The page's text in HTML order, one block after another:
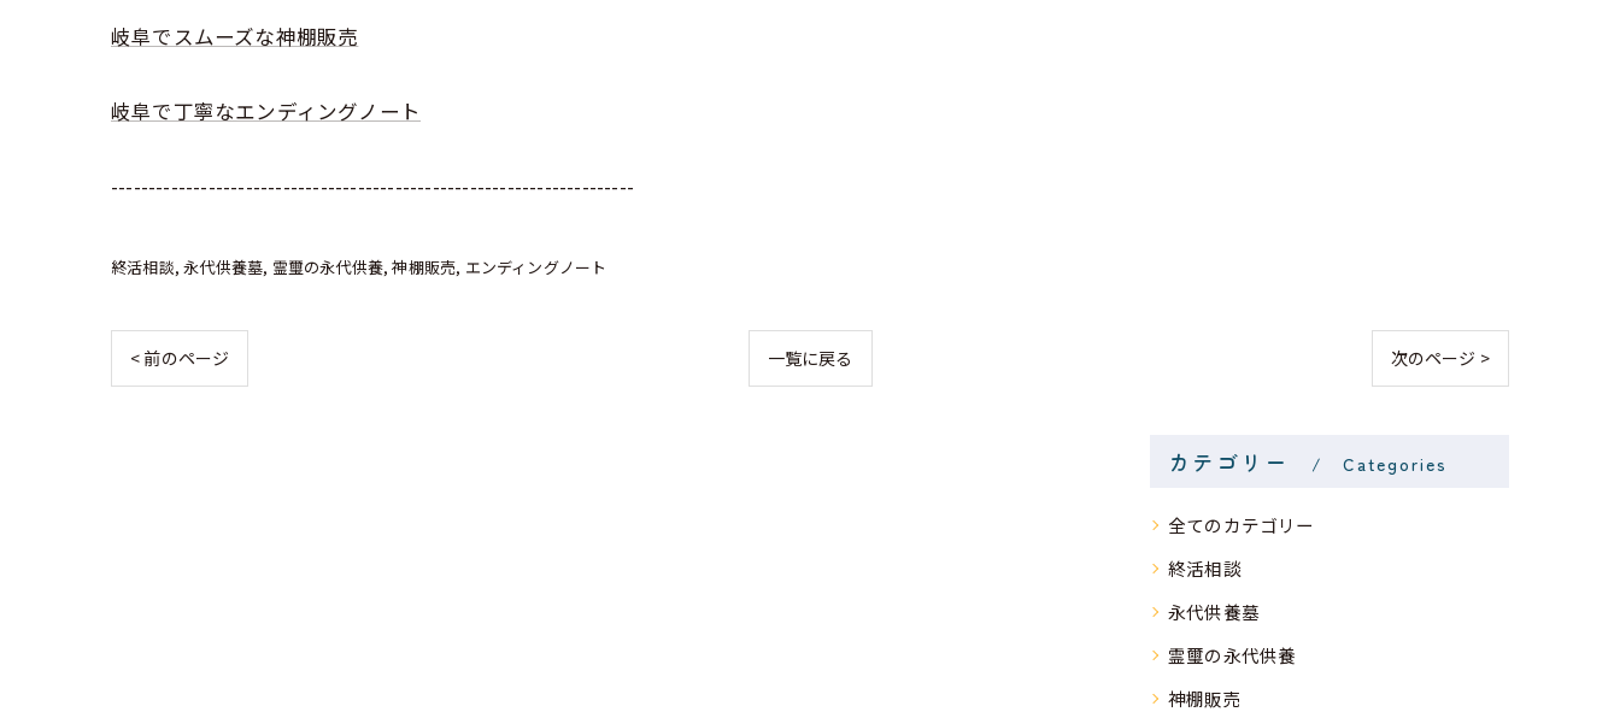
岐阜でスムーズな神棚販売
岐阜で丁寧なエンディングノート
----------------------------------------------------------------------
終活相談 永代供養墓 霊璽の永代供養 神棚販売 エンディングノート
< 前のページ 一覧に戻る 次のページ >
カテゴリー Categories
全てのカテゴリー
終活相談
永代供養墓
霊璽の永代供養
神棚販売